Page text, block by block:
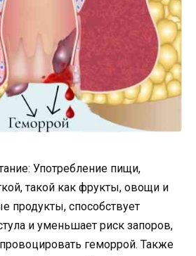
Употребление пищи,
такой как фрукты, овощи и
продукты, способствует
и уменьшает риск запоров,
геморрой. Также